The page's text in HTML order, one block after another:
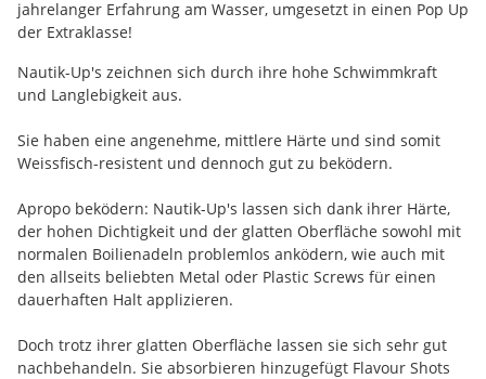
jahrelanger Erfahrung am Wasser, umgesetzt in einen Pop Up
der Extraklasse!
Nautik-Up's zeichnen sich durch ihre hohe Schwimmkraft
und Langlebigkeit aus.
Sie haben eine angenehme, mittlere Härte und sind somit
Weissfisch-resistent und dennoch gut zu beködern.
Apropo beködern: Nautik-Up's lassen sich dank ihrer Härte,
der hohen Dichtigkeit und der glatten Oberfläche sowohl mit
normalen Boilienadeln problemlos anködern, wie auch mit
den allseits beliebten Metal oder Plastic Screws für einen
dauerhaften Halt applizieren.
Doch trotz ihrer glatten Oberfläche lassen sie sich sehr gut
nachbehandeln. Sie absorbieren hinzugefügt Flavour Shots